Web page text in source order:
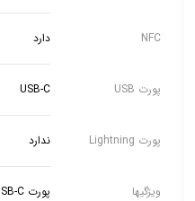
NFC دارد
پورت USB USB-C
پورت Lightning ندارد
ویژگیها